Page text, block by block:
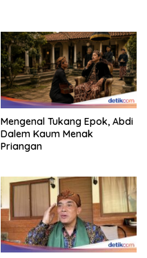
Mengenal Tukang Epok, Abdi
Dalem Kaum Menak
Priangan